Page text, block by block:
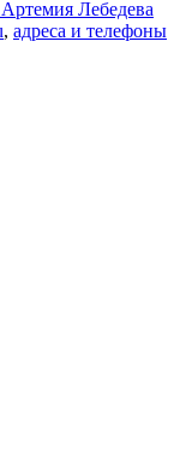
Лебедева
, адреса и телефоны